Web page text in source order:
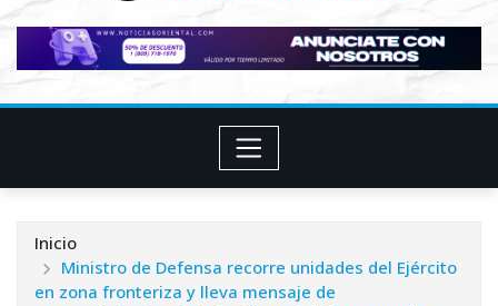
Inicio
Ministro de Defensa recorre unidades del Ejército
en zona fronteriza y lleva mensaje de